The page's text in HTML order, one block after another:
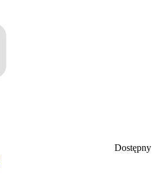
Dostępny